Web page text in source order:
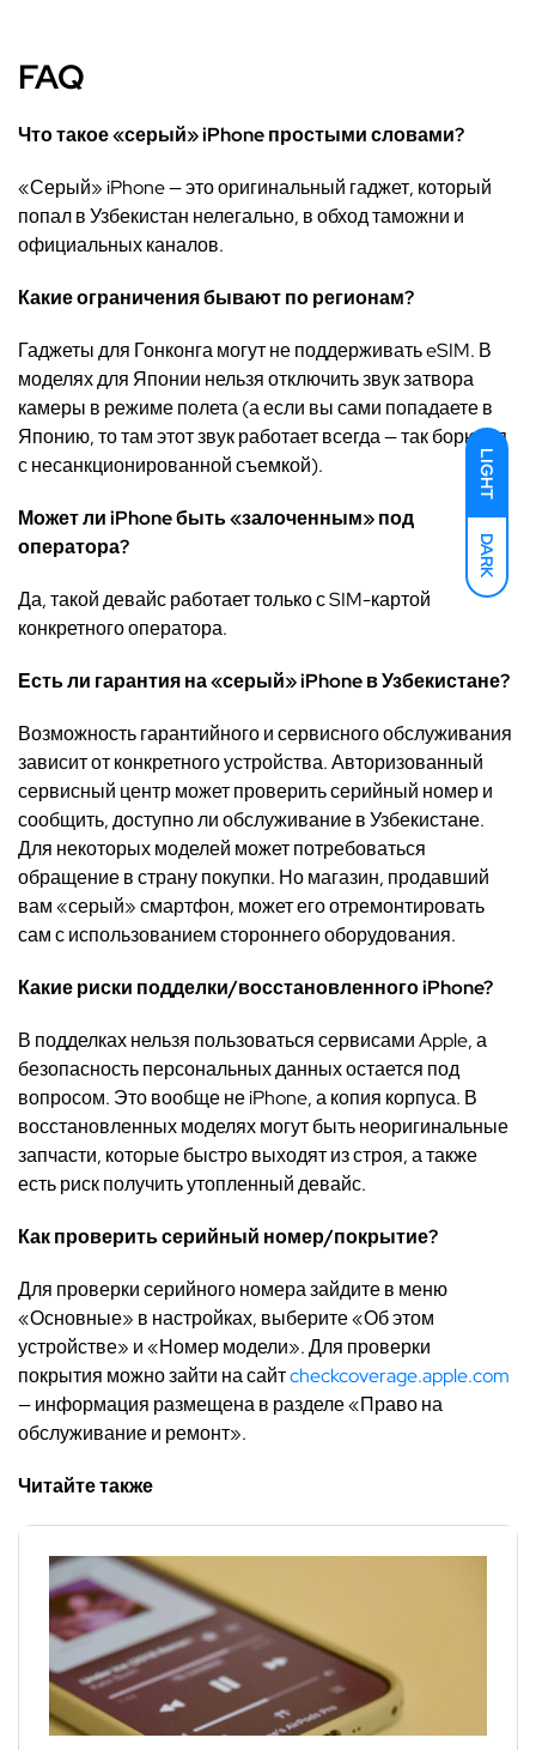
LIGHT
DARK
FAQ
Что такое «серый» iPhone простыми словами?
«Серый» iPhone — это оригинальный гаджет, который
попал в Узбекистан нелегально, в обход таможни и
официальных каналов.
Какие ограничения бывают по регионам?
Гаджеты для Гонконга могут не поддерживать eSIM. В
моделях для Японии нельзя отключить звук затвора
камеры в режиме полета (а если вы сами попадаете в
Японию, то там этот звук работает всегда — так борются
с несанкционированной съемкой).
Может ли iPhone быть «залоченным» под
оператора?
Да, такой девайс работает только с SIM-картой
конкретного оператора.
Есть ли гарантия на «серый» iPhone в Узбекистане?
Возможность гарантийного и сервисного обслуживания
зависит от конкретного устройства. Авторизованный
сервисный центр может проверить серийный номер и
сообщить, доступно ли обслуживание в Узбекистане.
Для некоторых моделей может потребоваться
обращение в страну покупки. Но магазин, продавший
вам «серый» смартфон, может его отремонтировать
сам с использованием стороннего оборудования.
Какие риски подделки/восстановленного iPhone?
В подделках нельзя пользоваться сервисами Apple, а
безопасность персональных данных остается под
вопросом. Это вообще не iPhone, а копия корпуса. В
восстановленных моделях могут быть неоригинальные
запчасти, которые быстро выходят из строя, а также
есть риск получить утопленный девайс.
Как проверить серийный номер/покрытие?
Для проверки серийного номера зайдите в меню
«Основные» в настройках, выберите «Об этом
устройстве» и «Номер модели». Для проверки
покрытия можно зайти на сайтcheckcoverage.apple.com
— информация размещена в разделе «Право на
обслуживание и ремонт».
Читайте также